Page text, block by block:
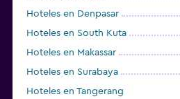
Hoteles en Denpasar
Hoteles en South Kuta
Hoteles en Makassar
Hoteles en Surabaya
Hoteles en Tangerang